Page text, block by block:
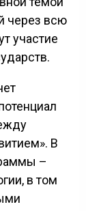
через всю
участие
В
–
в том